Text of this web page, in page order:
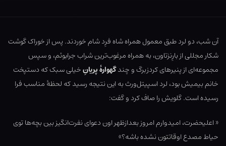
آن شب، دو لرد طبق معمول همراه شاه فرِد شام خوردند. پس از خوراک گوشت
شکار مجللی از بارِنزتاون، به همراه مرغوب‌ترین شراب جرابوئم، و سپس
مجموعه‌ای از پنیرهای کردزبرگ و چندگهوارۀ پریانِخیلی سبک که دستپخت
خانم بیمیش بود، لرد اسپیتل‌ورث به این نتیجه رسید که لحظۀ مناسب فرا
رسیده است. گلویش را صاف کرد و گفت:
« اعلیحضرت، امیدوارم امروز بعدازظهر اون دعوای نفرت‌انگیز بین بچه‌ها توی
حیاط مصدع اوقاتتون نشده باشه؟»